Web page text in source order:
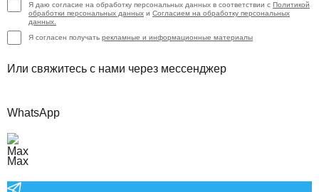
Я даю согласие на обработку персональных данных в соответствии с Политикой
обработки персональных данных и Согласием на обработку персональных
данных.
Я согласен получать рекламные и информационные материалы
Или свяжитесь с нами через мессенджер
WhatsApp
Max